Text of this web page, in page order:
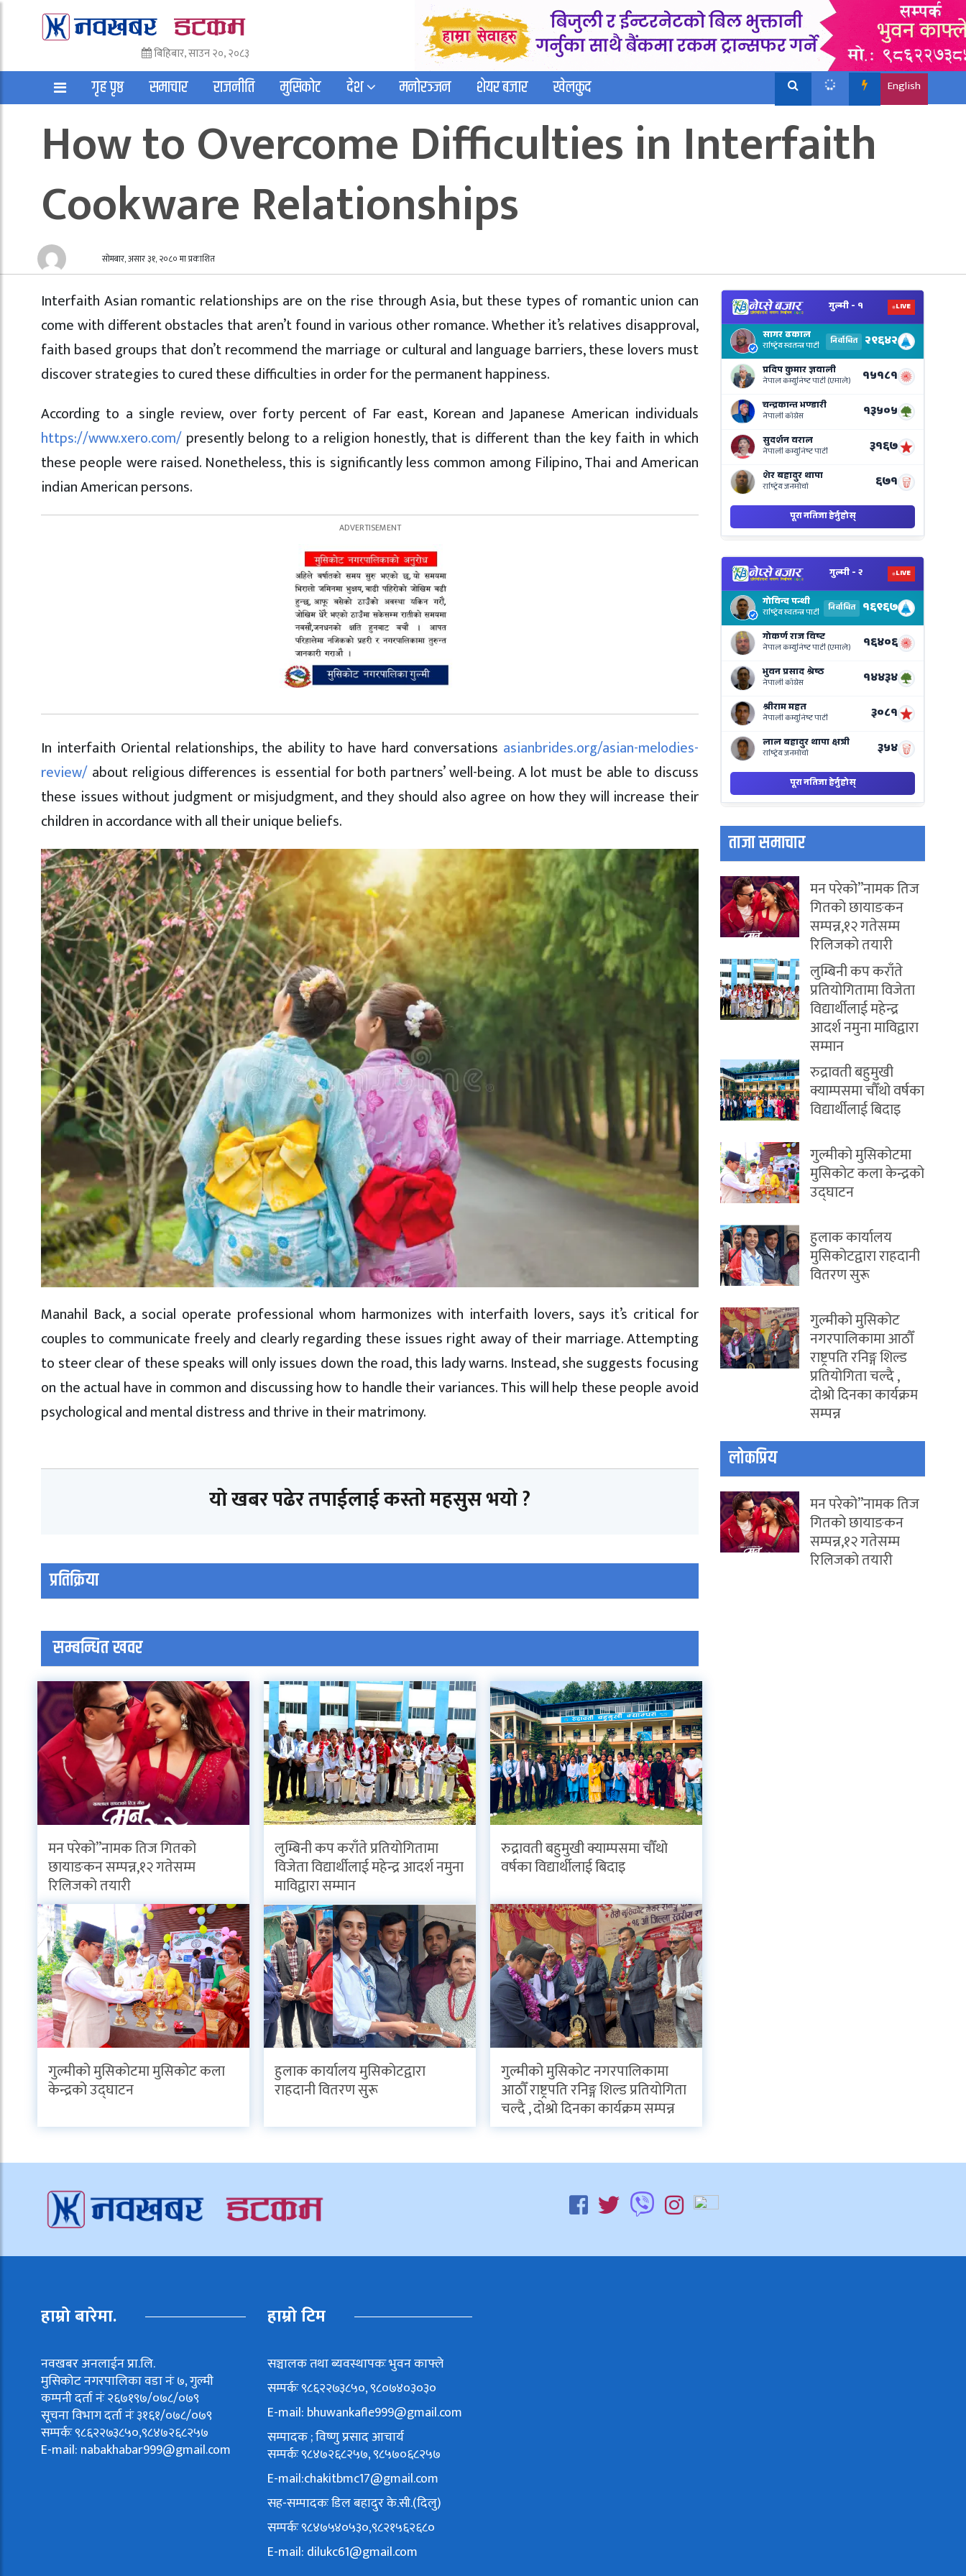
बिहिबार, साउन २०, २०८३
गृह पृष्ठ समाचार राजनीति मुसिकोट देश मनोरञ्जन शेयर बजार
खेलकुद
English
How to Overcome Difficulties in Interfaith
Cookware Relationships
सोमबार, असार ३१, २०८० मा प्रकाशित
Interfaith Asian romantic relationships are on the rise through Asia, but these types of romantic union can
come with different obstacles that aren’t found in various other romance. Whether it’s relatives disapproval,
faith based groups that don’t recommend the marriage or cultural and language barriers, these lovers must
discover strategies to cured these difficulties in order for the permanent happiness.
According to a single review, over forty percent of Far east, Korean and Japanese American individuals
https://www.xero.com/ presently belong to a religion honestly, that is different than the key faith in which
these people were raised. Nonetheless, this is significantly less common among Filipino, Thai and American
indian American persons.
In interfaith Oriental relationships, the ability to have hard conversations asianbrides.org/asian-melodies-
review/ about religious differences is essential for both partners’ well-being. A lot must be able to discuss
these issues without judgment or misjudgment, and they should also agree on how they will increase their
children in accordance with all their unique beliefs.
Manahil Back, a social operate professional whom harmonizes with interfaith lovers, says it’s critical for
couples to communicate freely and clearly regarding these issues right away of their marriage. Attempting
to steer clear of these speaks will only issues down the road, this lady warns. Instead, she suggests focusing
on the actual have in common and discussing how to handle their variances. This will help these people avoid
psychological and mental distress and thrive in their matrimony.
यो खबर पढेर तपाईलाई कस्तो महसुस भयो ?
प्रतिक्रिया
सम्बन्धित खवर
मन परेको”नामक तिज गितको
छायाङकन सम्पन्न,१२ गतेसम्म
रिलिजको तयारी
लुम्बिनी कप कराँते प्रतियोगितामा
विजेता विद्यार्थीलाई महेन्द्र आदर्श नमुना
माविद्वारा सम्मान
रुद्रावती बहुमुखी क्याम्पसमा चौँथो
वर्षका विद्यार्थीलाई बिदाइ
गुल्मीको मुसिकोटमा मुसिकोट कला
केन्द्रको उद्घाटन
हुलाक कार्यालय मुसिकोटद्वारा
राहदानी वितरण सुरू
गुल्मीको मुसिकोट नगरपालिकामा
आठौँ राष्ट्रपति रनिङ्ग शिल्ड प्रतियोगिता
चल्दै , दोश्रो दिनका कार्यक्रम सम्पन्न
ताजा समाचार
मन परेको”नामक तिज
गितको छायाङकन
सम्पन्न,१२ गतेसम्म
रिलिजको तयारी
लुम्बिनी कप कराँते
प्रतियोगितामा विजेता
विद्यार्थीलाई महेन्द्र
आदर्श नमुना माविद्वारा
सम्मान
रुद्रावती बहुमुखी
क्याम्पसमा चौँथो वर्षका
विद्यार्थीलाई बिदाइ
गुल्मीको मुसिकोटमा
मुसिकोट कला केन्द्रको
उद्घाटन
हुलाक कार्यालय
मुसिकोटद्वारा राहदानी
वितरण सुरू
गुल्मीको मुसिकोट
नगरपालिकामा आठौँ
राष्ट्रपति रनिङ्ग शिल्ड
प्रतियोगिता चल्दै ,
दोश्रो दिनका कार्यक्रम
सम्पन्न
लोकप्रिय
मन परेको”नामक तिज
गितको छायाङकन
सम्पन्न,१२ गतेसम्म
रिलिजको तयारी
हाम्रो बारेमा.
नवखबर अनलाईन प्रा.लि.
मुसिकोट नगरपालिका वडा नंः ७, गुल्मी
कम्पनी दर्ता नंः २६७१९७/०७८/०७९
सूचना विभाग दर्ता नंः ३१६१/०७८/०७९
सम्पर्कः ९८६२२७३८५०,९८४७२६८२५७
E-mail: nabakhabar999@gmail.com
हाम्रो टिम
सञ्चालक तथा ब्यवस्थापकः भुवन काफ्ले
सम्पर्कः ९८६२२७३८५०, ९८०७४०३०३०
E-mail: bhuwankafle999@gmail.com
सम्पादक ; विष्णु प्रसाद आचार्य
सम्पर्कः ९८४७२६८२५७, ९८५७०६८२५७
E-mail:chakitbmc17@gmail.com
सह-सम्पादकः डिल बहादुर के.सी.(दिलु)
सम्पर्कः ९८४७५४०५३०,९८२१५६२६८०
E-mail: dilukc61@gmail.com